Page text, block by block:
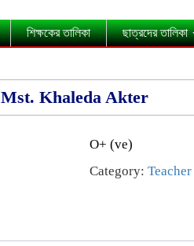
শিক্ষকের তালিকা ছাত্রদের তালিকা
Mst. Khaleda Akter
O+ (ve)
Category: Teacher